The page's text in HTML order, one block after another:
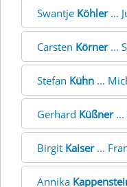
Swantje Köhler...
Carsten Körner...
Stefan Kühn ...
Gerhard Küßner...
Birgit Kaiser...
Annika